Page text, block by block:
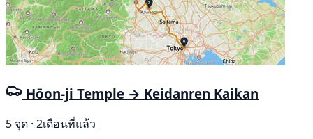
Hōon-ji Temple → Keidanren Kaikan
5 จุด · 2เดือนที่แล้ว